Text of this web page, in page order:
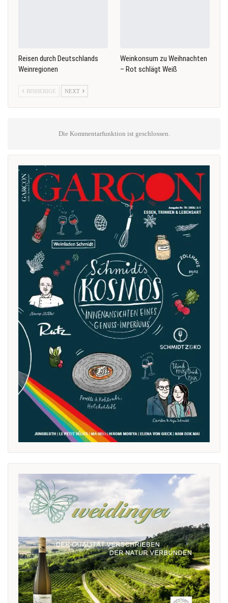
Reisen durch Deutschlands
Weinregionen
Weinkonsum zu Weihnachten
– Rot schlägt Weiß
BISHERIGE NEXT
Die Kommentarfunktion ist geschlossen.